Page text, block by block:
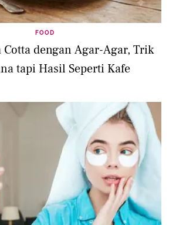
FOOD
Cotta dengan Agar-Agar, Trik
tapi Hasil Seperti Kafe